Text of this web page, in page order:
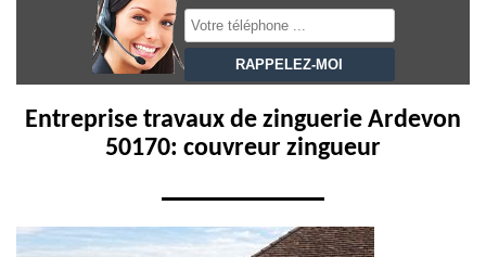
Entreprise travaux de zinguerie Ardevon
50170: couvreur zingueur